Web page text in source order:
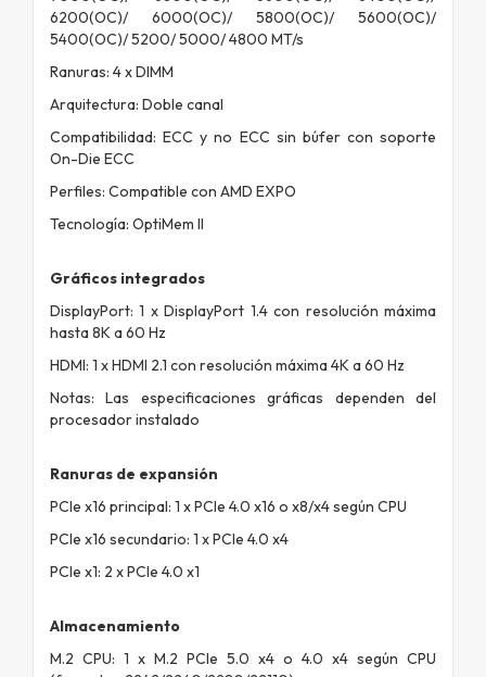
6200(OC)/ 6000(OC)/ 5800(OC)/ 5600(OC)/
5400(OC)/ 5200/ 5000/ 4800 MT/s
Ranuras: 4 x DIMM
Arquitectura: Doble canal
Compatibilidad: ECC y no ECC sin búfer con soporte
On-Die ECC
Perfiles: Compatible con AMD EXPO
Tecnología: OptiMem II
Gráficos integrados
DisplayPort: 1 x DisplayPort 1.4 con resolución máxima
hasta 8K a 60 Hz
HDMI: 1 x HDMI 2.1 con resolución máxima 4K a 60 Hz
Notas: Las especificaciones gráficas dependen del
procesador instalado
Ranuras de expansión
PCIe x16 principal: 1 x PCIe 4.0 x16 o x8/x4 según CPU
PCIe x16 secundario: 1 x PCIe 4.0 x4
PCIe x1: 2 x PCIe 4.0 x1
Almacenamiento
M.2 CPU: 1 x M.2 PCIe 5.0 x4 o 4.0 x4 según CPU